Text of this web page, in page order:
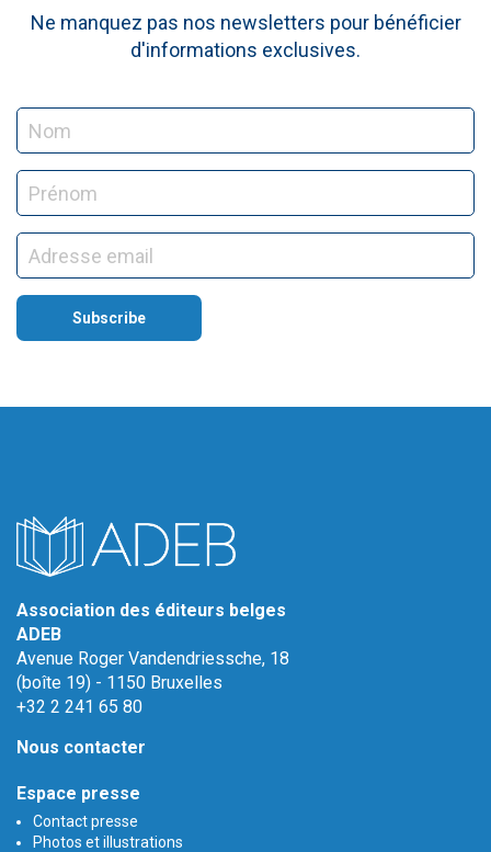
Ne manquez pas nos newsletters pour bénéficier
d'informations exclusives.
Association des éditeurs belges
ADEB
Avenue Roger Vandendriessche, 18
(boîte 19) - 1150 Bruxelles
+32 2 241 65 80
Nous contacter
Espace presse
Contact presse
Photos et illustrations